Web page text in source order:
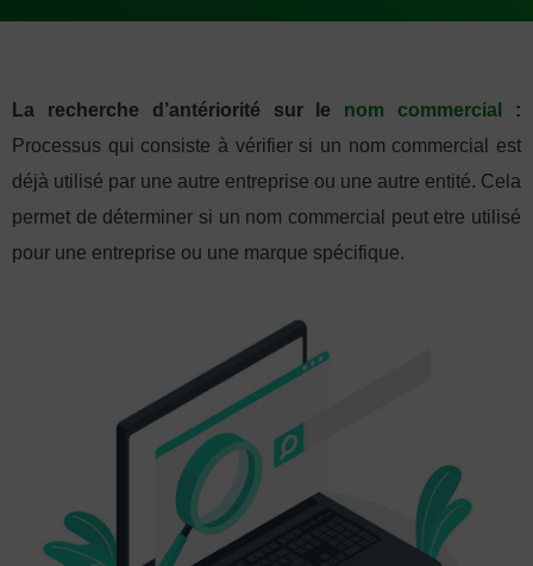
La recherche d’antériorité sur le nom commercial
:
Processus qui consiste à vérifier si un nom commercial est
déjà utilisé par une autre entreprise ou une autre entité. Cela
permet de déterminer si un nom commercial peut etre utilisé
pour une entreprise ou une marque spécifique.